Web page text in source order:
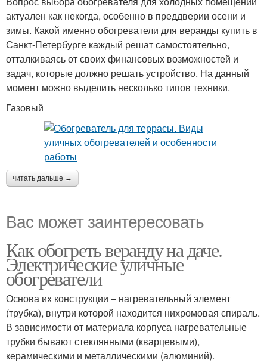
актуален как некогда, особенно в преддверии осени и
зимы. Какой именно обогреватели для веранды купить в
Санкт-Петербурге каждый решат самостоятельно,
отталкиваясь от своих финансовых возможностей и
задач, которые должно решать устройство. На данный
момент можно выделить несколько типов техники.
Газовый
читать дальше →
Вас может заинтересовать
Как обогреть веранду на даче.
Электрические уличные
обогреватели
Основа их конструкции – нагревательный элемент
(трубка), внутри которой находится нихромовая спираль.
В зависимости от материала корпуса нагревательные
трубки бывают стеклянными (кварцевыми),
керамическими и металлическими (алюминий).